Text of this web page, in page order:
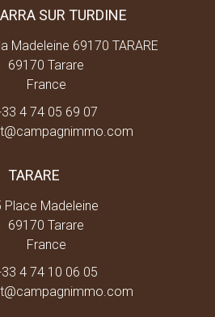
SUR TURDINE
Madeleine 69170 TARARE
69170 Tarare
France
4 74 05 69 07
TARARE
Place Madeleine
69170 Tarare
France
4 74 10 06 05